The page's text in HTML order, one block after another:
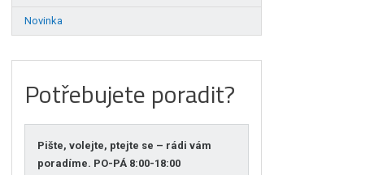
Novinka
Potřebujete poradit?
Pište, volejte, ptejte se – rádi vám
poradíme. PO-PÁ 8:00-18:00